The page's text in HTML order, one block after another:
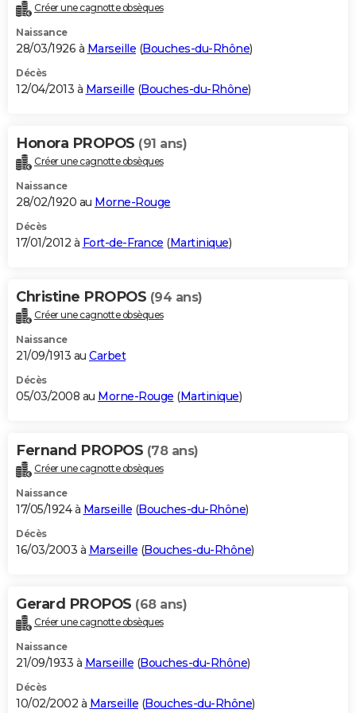
Créer une cagnotte obsèques
Naissance
28/03/1926 à Marseille (Bouches-du-Rhône)
Décès
12/04/2013 à Marseille (Bouches-du-Rhône)
Honora PROPOS (91 ans)
Créer une cagnotte obsèques
Naissance
28/02/1920 au Morne-Rouge
Décès
17/01/2012 à Fort-de-France (Martinique)
Christine PROPOS (94 ans)
Créer une cagnotte obsèques
Naissance
21/09/1913 au Carbet
Décès
05/03/2008 au Morne-Rouge (Martinique)
Fernand PROPOS (78 ans)
Créer une cagnotte obsèques
Naissance
17/05/1924 à Marseille (Bouches-du-Rhône)
Décès
16/03/2003 à Marseille (Bouches-du-Rhône)
Gerard PROPOS (68 ans)
Créer une cagnotte obsèques
Naissance
21/09/1933 à Marseille (Bouches-du-Rhône)
Décès
10/02/2002 à Marseille (Bouches-du-Rhône)